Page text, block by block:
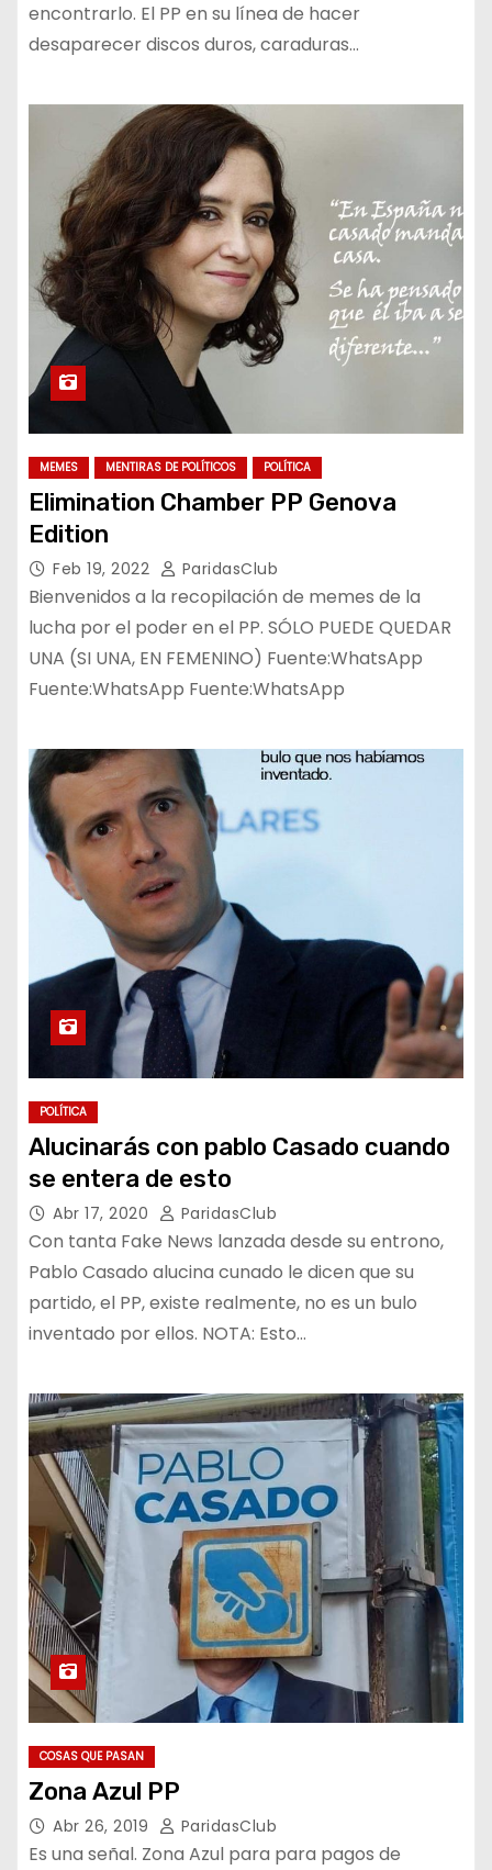
encontrarlo. El PP en su línea de hacer
desaparecer discos duros, caraduras…
MEMES MENTIRAS DE POLÍTICOS POLÍTICA
Elimination Chamber PP Genova
Edition
Feb 19, 2022 ParidasClub
Bienvenidos a la recopilación de memes de la
lucha por el poder en el PP. SÓLO PUEDE QUEDAR
UNA (SI UNA, EN FEMENINO) Fuente:WhatsApp
Fuente:WhatsApp Fuente:WhatsApp
POLÍTICA
Alucinarás con pablo Casado cuando
se entera de esto
Abr 17, 2020 ParidasClub
Con tanta Fake News lanzada desde su entrono,
Pablo Casado alucina cunado le dicen que su
partido, el PP, existe realmente, no es un bulo
inventado por ellos. NOTA: Esto…
COSAS QUE PASAN
Zona Azul PP
Abr 26, 2019 ParidasClub
Es una señal. Zona Azul para para pagos de